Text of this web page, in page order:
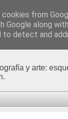
|
y arte:
from
Google along
detect and